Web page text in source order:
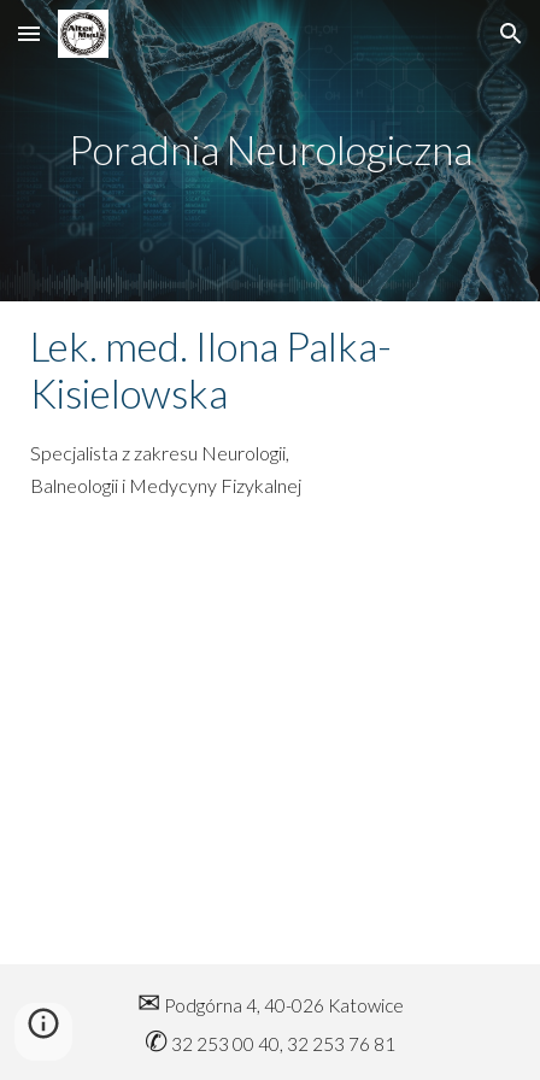
Skip to main content Skip to navigation
Poradnia Neurologiczna
Lek. med. Ilona Palka-
Kisielowska
Specjalista z zakresu Neurologii,
Balneologii i Medycyny Fizykalnej
✉ Podgórna 4, 40-026 Katowice
✆ 32 253 00 40, 32 253 76 81